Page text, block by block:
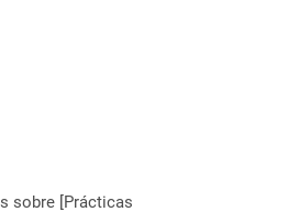
sobre [Prácticas